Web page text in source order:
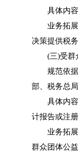
具体内容
业务拓展
决策提供税
(三)受群众
规范依据
部、税务总
具体内容
计报告或注
业务拓展
群众团体公